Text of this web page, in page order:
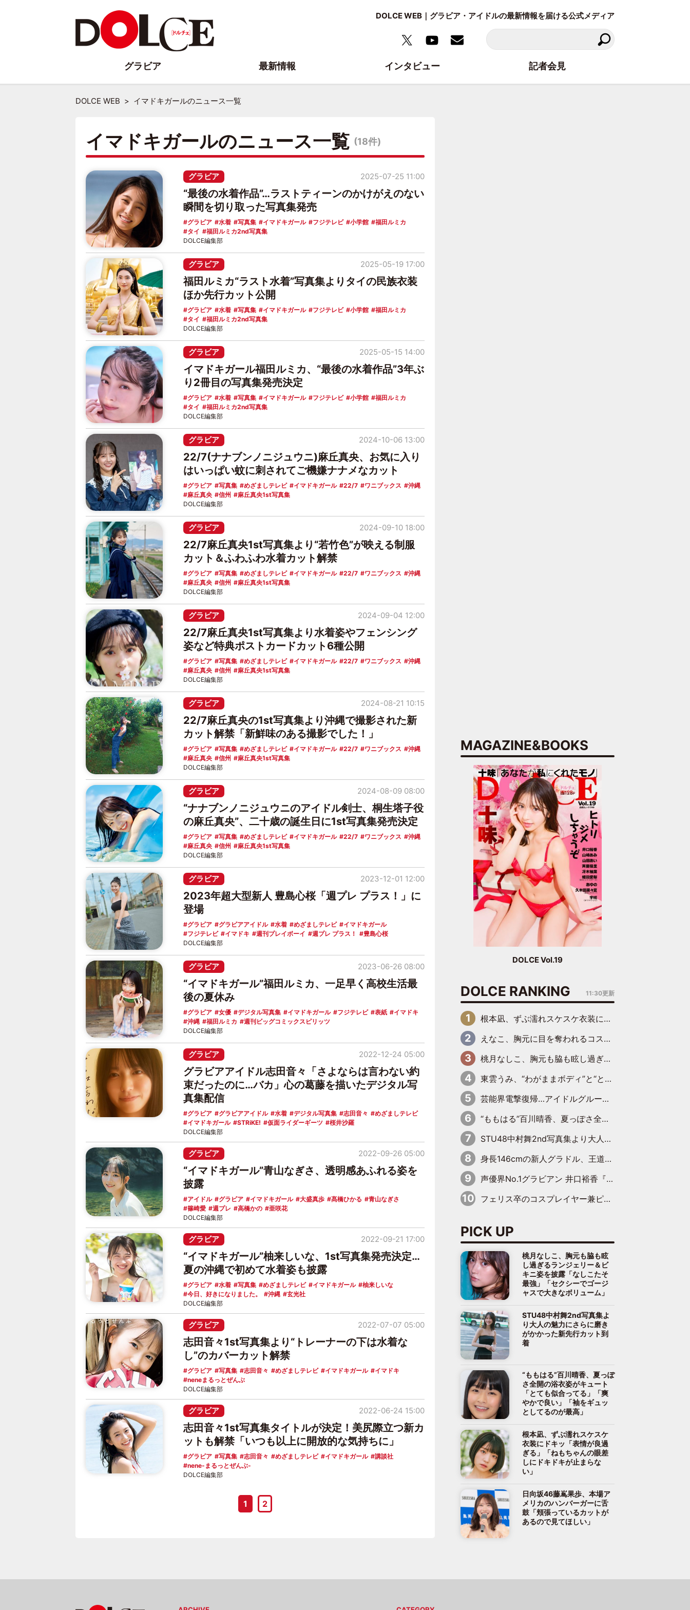
DOLCE WEB｜グラビア・アイドルの最新情報を届ける公式メディア
DOLCE WEB イマドキガールのニュース一覧
イマドキガールのニュース一覧 (18件)
グラビア
“最後の水着作品”…ラストティーンのかけがえのない
瞬間を切り取った写真集発売
グラビア 水着 写真集 イマドキガール フジテレビ 小学館
福田ルミカ
タイ
福田ルミカ2nd写真集
2025-07-25 11:00
DOLCE編集部
グラビア
福田ルミカ“ラスト水着”写真集よりタイの民族衣装
ほか先行カット公開
グラビア 水着 写真集 イマドキガール フジテレビ 小学館
福田ルミカ
タイ
福田ルミカ2nd写真集
2025-05-19 17:00
DOLCE編集部
グラビア
イマドキガール福田ルミカ、“最後の水着作品”3年ぶ
り2冊目の写真集発売決定
グラビア 水着 写真集 イマドキガール フジテレビ 小学館
福田ルミカ
タイ
福田ルミカ2nd写真集
2025-05-15 14:00
DOLCE編集部
グラビア
22/7(ナナブンノニジュウニ)麻丘真央、お気に入り
はいっぱい蚊に刺されてご機嫌ナナメなカット
グラビア 写真集 めざましテレビ イマドキガール 22/7 ワニブックス
沖縄
麻丘真央
信州 麻丘真央1st写真集
2024-10-06 13:00
DOLCE編集部
グラビア
22/7麻丘真央1st写真集より“若竹色”が映える制服
カット＆ふわふわ水着カット解禁
グラビア 写真集 めざましテレビ イマドキガール 22/7 ワニブックス
沖縄
麻丘真央
信州 麻丘真央1st写真集
2024-09-10 18:00
DOLCE編集部
グラビア
22/7麻丘真央1st写真集より水着姿やフェンシング
姿など特典ポストカードカット6種公開
グラビア 写真集 めざましテレビ イマドキガール 22/7 ワニブックス
沖縄
麻丘真央
信州 麻丘真央1st写真集
2024-09-04 12:00
DOLCE編集部
グラビア
22/7麻丘真央の1st写真集より沖縄で撮影された新
カット解禁「新鮮味のある撮影でした！」
グラビア 写真集 めざましテレビ イマドキガール 22/7 ワニブックス
沖縄
麻丘真央
信州 麻丘真央1st写真集
2024-08-21 10:15
DOLCE編集部
グラビア
“ナナブンノニジュウニのアイドル剣士、桐生塔子役
の麻丘真央”、二十歳の誕生日に1st写真集発売決定
グラビア 写真集 めざましテレビ イマドキガール 22/7 ワニブックス
沖縄
麻丘真央
信州 麻丘真央1st写真集
2024-08-09 08:00
DOLCE編集部
グラビア
2023年超大型新人 豊島心桜「週プレ プラス！」に
登場
グラビア グラビアアイドル 水着 めざましテレビ
イマドキガール
フジテレビ
イマドキ 週刊プレイボーイ 週プレ プラス！ 豊島心桜
2023-12-01 12:00
DOLCE編集部
グラビア
“イマドキガール”福田ルミカ、一足早く高校生活最
後の夏休み
グラビア 女優 デジタル写真集 イマドキガール フジテレビ 表紙
イマドキ
沖縄
福田ルミカ 週刊ビッグコミックスピリッツ
2023-06-26 08:00
DOLCE編集部
グラビア
グラビアアイドル志田音々「さよならは言わない約
束だったのに…バカ」心の葛藤を描いたデジタル写
真集配信
グラビア グラビアアイドル 水着 デジタル写真集 志田音々
めざましテレビ
イマドキガール
STRiKE! 仮面ライダーギーツ 桜井沙羅
2022-12-24 05:00
DOLCE編集部
グラビア
“イマドキガール”青山なぎさ、透明感あふれる姿を
披露
アイドル グラビア イマドキガール 大盛真歩 髙橋ひかる
青山なぎさ
篠崎愛
週プレ 高橋かの 亜咲花
2022-09-26 05:00
DOLCE編集部
グラビア
“イマドキガール”柚来しいな、1st写真集発売決定…
夏の沖縄で初めて水着姿も披露
グラビア 水着 写真集 めざましテレビ イマドキガール
柚来しいな
今日、好きになりました。
沖縄 玄光社
2022-09-21 17:00
DOLCE編集部
グラビア
志田音々1st写真集より“トレーナーの下は水着な
し”のカバーカット解禁
グラビア 写真集 志田音々 めざましテレビ イマドキガール
イマドキ
neneまるっとぜんぶ
2022-07-07 05:00
DOLCE編集部
グラビア
志田音々1st写真集タイトルが決定！美尻際立つ新カ
ットも解禁「いつも以上に開放的な気持ちに」
グラビア 写真集 志田音々 めざましテレビ イマドキガール
講談社
nene-まるっとぜんぶ-
2022-06-24 15:00
DOLCE編集部
1 2
MAGAZINE&BOOKS
DOLCE Vol.19
DOLCE RANKING 11:30更新
根本凪、ずぶ濡れスケスケ衣装にドキッ「表情が良過ぎる」「ねもちゃんの眼差しにドキドキが止まらない」
えなこ、胸元に目を奪われるコスプレ水着姿で魅了「群を抜く美しさと華やかさ」「えなこりんの千咲は破壊力がスゴい」
桃月なしこ、胸元も脇も眩し過ぎるランジェリー＆ビキニ姿を披露「なしこたそ最強」「セクシーでゴージャスで大きなボリューム」
東雲うみ、“わがままボディ”と“とんでもない衣装”で誘惑「パーフェクトなスタイル」「くびれがステキ」「やみつきになるボディ」
芸能界電撃復帰…アイドルグループに新たに加入
“ももはる”百川晴香、夏っぽさ全開の浴衣姿がキュート「とても似合ってる」「爽やかで良い」「袖をギュッとしてるのが最高」
STU48中村舞2nd写真集より大人の魅力にさらに磨きがかかった新先行カット到着
身長146cmの新人グラドル、王道ビーチからプールサイドそしてゴールドビキニまで…DVDデビュー作で躍動
声優界No.1グラビアン 井口裕香『FLASH』表紙＆巻頭を飾る
フェリス卒のコスプレイヤー兼ピアニスト、まばゆいばかりのグラビアショット
PICK UP
桃月なしこ、胸元も脇も眩
し過ぎるランジェリー＆ビ
キニ姿を披露「なしこたそ
最強」「セクシーでゴージ
ャスで大きなボリューム」
STU48中村舞2nd写真集よ
り大人の魅力にさらに磨き
がかかった新先行カット到
着
“ももはる”百川晴香、夏っぽ
さ全開の浴衣姿がキュート
「とても似合ってる」「爽
やかで良い」「袖をギュッ
としてるのが最高」
根本凪、ずぶ濡れスケスケ
衣装にドキッ「表情が良過
ぎる」「ねもちゃんの眼差
しにドキドキが止まらな
い」
日向坂46藤嶌果歩、本場ア
メリカのハンバーガーに舌
鼓「頬張っているカットが
あるので見てほしい」
グラビア 最新情報 インタビュー 記者会見